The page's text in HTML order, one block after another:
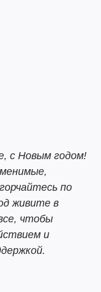
с Новым годом!
по
живите в
чтобы
и